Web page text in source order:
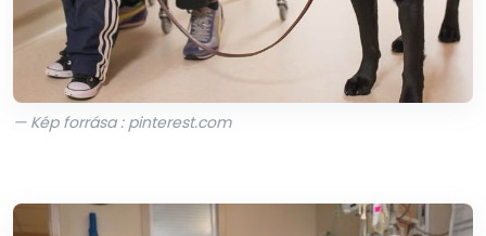
— Kép forrása : pinterest.com